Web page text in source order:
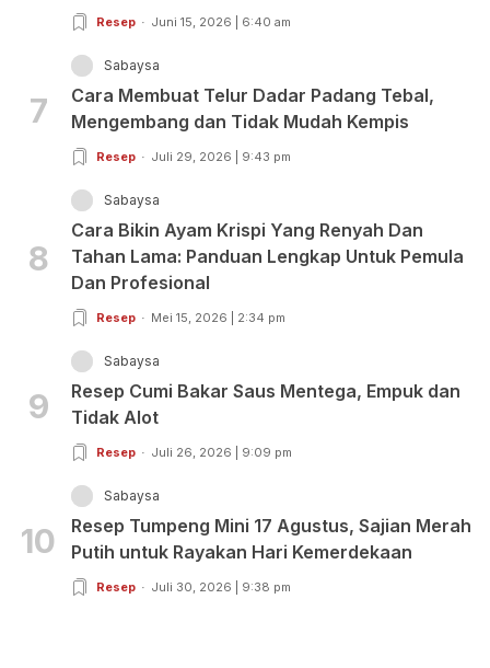
Resep Juni 15, 2026 | 6:40 am
7
Sabaysa
Cara Membuat Telur Dadar Padang Tebal,
Mengembang dan Tidak Mudah Kempis
Resep Juli 29, 2026 | 9:43 pm
8
Sabaysa
Cara Bikin Ayam Krispi Yang Renyah Dan
Tahan Lama: Panduan Lengkap Untuk Pemula
Dan Profesional
Resep Mei 15, 2026 | 2:34 pm
9
Sabaysa
Resep Cumi Bakar Saus Mentega, Empuk dan
Tidak Alot
Resep Juli 26, 2026 | 9:09 pm
10
Sabaysa
Resep Tumpeng Mini 17 Agustus, Sajian Merah
Putih untuk Rayakan Hari Kemerdekaan
Resep Juli 30, 2026 | 9:38 pm